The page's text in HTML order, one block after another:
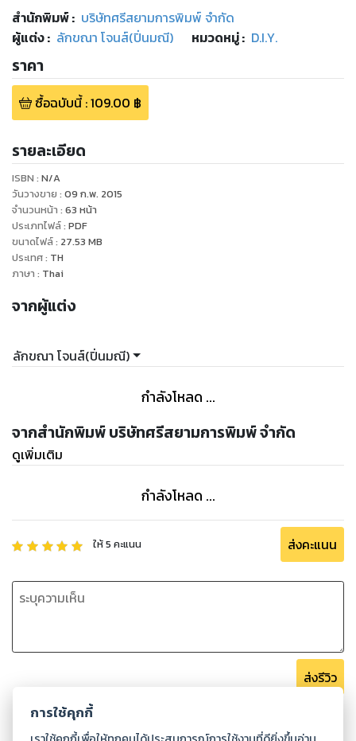
สำนักพิมพ์: บริษัทศรีสยามการพิมพ์ จำกัด
ผู้แต่ง : ลักขณา โจนส์(ปิ่นมณี) หมวดหมู่: D.I.Y.
ราคา
ซื้อฉบับนี้:109.00 ฿
รายละเอียด
ISBN : N/A
วันวางขาย : 09 ก.พ. 2015
จำนวนหน้า : 63 หน้า
ประเภทไฟล์: PDF
ขนาดไฟล์: 27.53 MB
ประเทศ: TH
ภาษา : Thai
จากผู้แต่ง
ลักขณา โจนส์(ปิ่นมณี)
กำลังโหลด ...
จากสำนักพิมพ์ บริษัทศรีสยามการพิมพ์ จำกัด
ดูเพิ่มเติม
กำลังโหลด ...
ให้5 คะแนน ส่งคะแนน
ส่งรีวิว
การใช้คุกกี้